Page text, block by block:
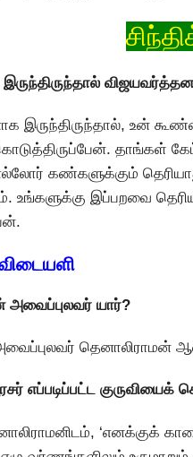
விஜயவர்த்தன
இருந்திருந்தால், உன்
தாங்கள்
கண்களுக்கும்
உங்களுக்கு இப்பறவை
அவைப்புலவர் யார்?
தெனாலிராமன்
எப்படிப்பட்ட குருவியைக்
‘எனக்குக்